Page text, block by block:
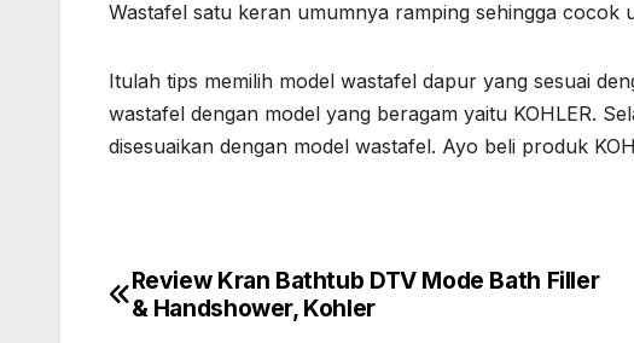
Wastafel satu keran umumnya ramping sehingga cocok
Itulah tips memilih model wastafel dapur yang sesuai
wastafel dengan model yang beragam yaitu KOHLER.
disesuaikan dengan model wastafel. Ayo beli produk
Post
Review Kran Bathtub DTV Mode Bath Filler
& Handshower, Kohler